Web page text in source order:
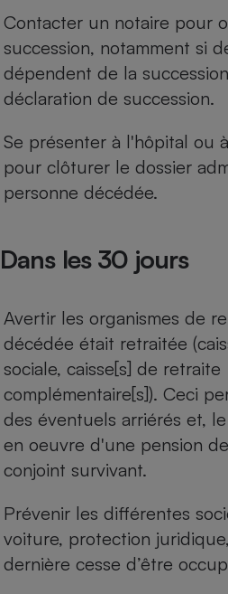
Contacter un notaire pour
succession, notamment si
dépendent de la
déclaration de succession.
Se présenter à l'hôpital ou
pour clôturer le dossier
personne décédée.
Dans les 30 jours
Avertir les organismes de
décédée était retraitée
sociale, caisse[s] de retraite
complémentaire[s]). Ceci
des éventuels arriérés et,
en oeuvre d'une pension
conjoint survivant.
Prévenir les différentes
voiture, protection
dernière cesse d’être